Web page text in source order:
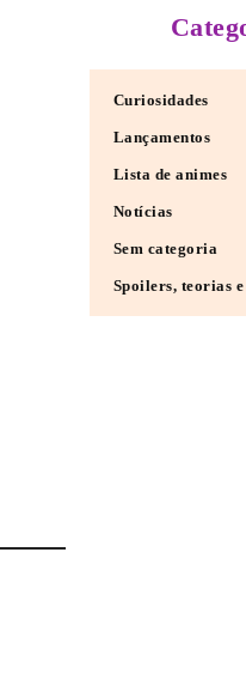
Curiosidades
Lançamentos
Lista de animes
Notícias
Sem categoria
Spoilers, teorias